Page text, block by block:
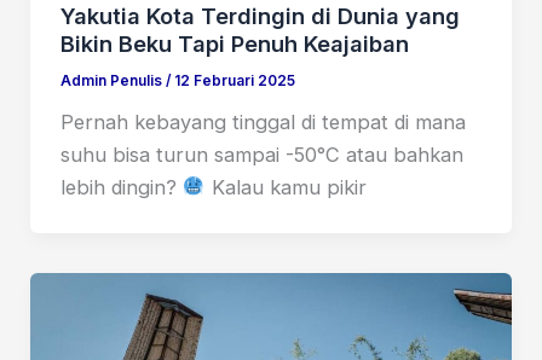
Yakutia Kota Terdingin di Dunia yang
Bikin Beku Tapi Penuh Keajaiban
Admin Penulis / 12 Februari 2025
Pernah kebayang tinggal di tempat di mana
suhu bisa turun sampai -50°C atau bahkan
lebih dingin?
Kalau kamu pikir